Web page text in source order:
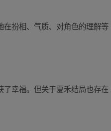
扮相、气质、对角色的理解等
幸福。但关于夏禾结局也存在